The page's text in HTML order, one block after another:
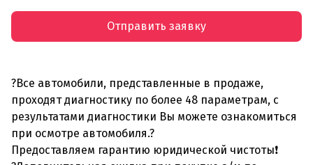
Отправить заявку
?Все автомобили, представленные в продаже,
проходят диагностику по более 48 параметрам, с
результатами диагностики Вы можете ознакомиться
при осмотре автомобиля.?
Предоставляем гарантию юридической чистоты❗